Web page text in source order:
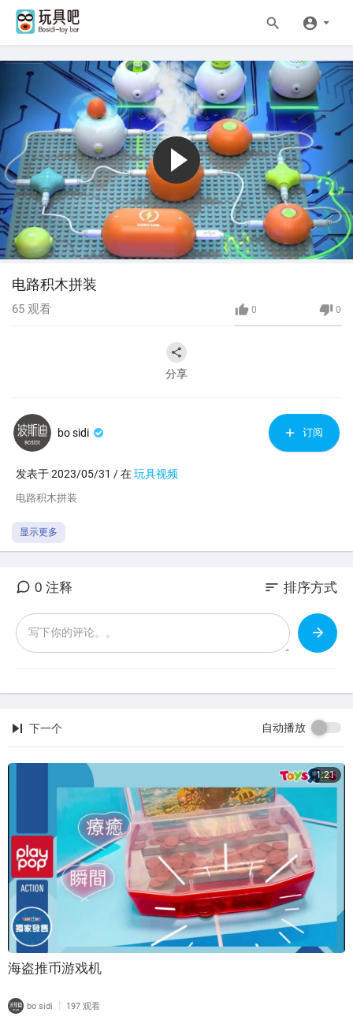
电路积木拼装
0 0
65 观看
分享
bo sidi 订阅
发表于 2023/05/31 / 在玩具视频
⁣电路积木拼装
显示更多
0 注释 sort 排序方式
下一个 自动播放
1:21
海盗推币游戏机
bo sidi | 197 观看